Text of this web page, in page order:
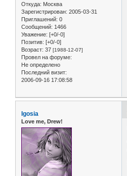
Откуда: Москва
Зарегистрирован: 2005-03-31
Приглашений: 0
Сообщений: 1466
Уважение: [+0/-0]
Позитив: [+0/-0]
Возраст: 37 [1988-12-07]
Провел на форуме:
Не определено
Последний визит:
2006-09-16 17:08:58
Igosia
Love me, Drew!